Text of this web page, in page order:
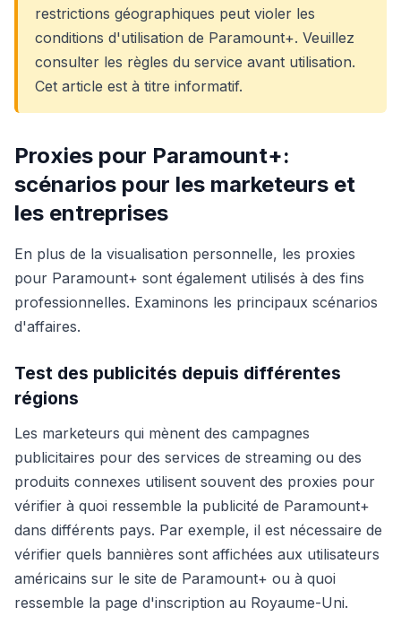
restrictions géographiques peut violer les
conditions d'utilisation de Paramount+. Veuillez
consulter les règles du service avant utilisation.
Cet article est à titre informatif.
Proxies pour Paramount+:
scénarios pour les marketeurs et
les entreprises
En plus de la visualisation personnelle, les proxies
pour Paramount+ sont également utilisés à des fins
professionnelles. Examinons les principaux scénarios
d'affaires.
Test des publicités depuis différentes
régions
Les marketeurs qui mènent des campagnes
publicitaires pour des services de streaming ou des
produits connexes utilisent souvent des proxies pour
vérifier à quoi ressemble la publicité de Paramount+
dans différents pays. Par exemple, il est nécessaire de
vérifier quels bannières sont affichées aux utilisateurs
américains sur le site de Paramount+ ou à quoi
ressemble la page d'inscription au Royaume-Uni.